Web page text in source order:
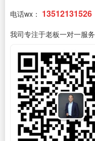
电话wx： 13512131526
我司专注于老板一对一服务